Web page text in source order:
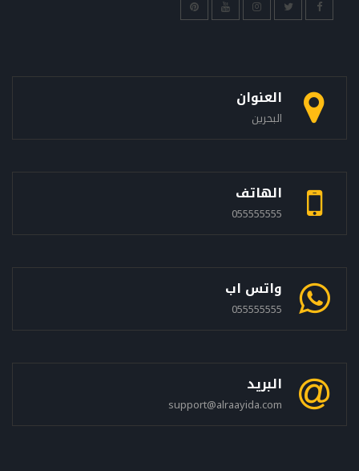
العنوان
البحرين
الهاتف
055555555
واتس اب
055555555
البريد
support@alraayida.com